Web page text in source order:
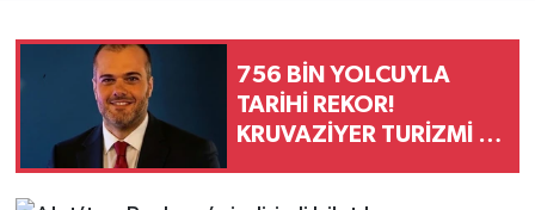
756 BİN YOLCUYLA
TARİHİ REKOR!
KRUVAZİYER TURİZMİ 4